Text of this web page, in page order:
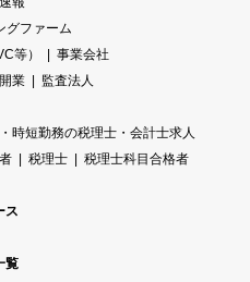
グファーム
等）
事業会社
業
監査法人
時短勤務の税理士・会計士求人
税理士
税理士科目合格者
ス
覧